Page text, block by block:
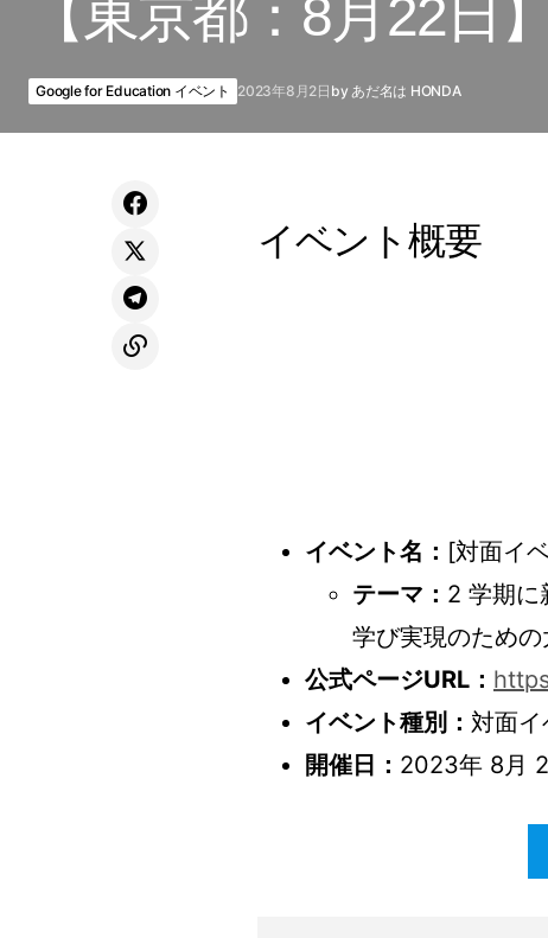
【東京都：8月22日
Google for Education イベント 2023年8月2日 by あだ名は HONDA
イベント概要
イベント名： [対面イ
テーマ： 2 学期に
学び実現のため
公式ページURL：
イベント種別： 対面イ
開催日： 2023年 8月